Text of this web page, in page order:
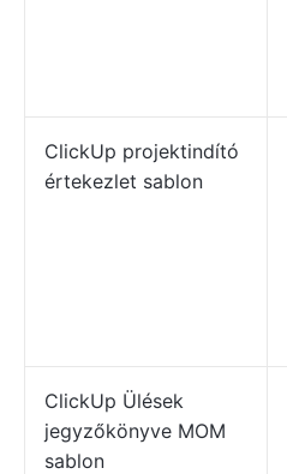
ClickUp projektindító
értekezlet sablon
ClickUp Ülések
jegyzőkönyve MOM
sablon